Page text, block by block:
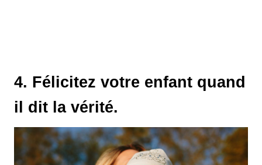
4. Félicitez votre enfant quand
il dit la vérité.